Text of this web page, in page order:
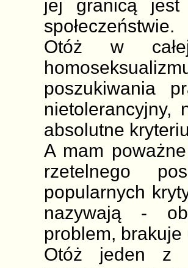
jej granicą
społeczeństwie.
Otóż w
poszukiwania
nietolerancyjny,
absolutne
A mam
rzetelnego
popularnych
nazywają -
problem,
Otóż jeden z